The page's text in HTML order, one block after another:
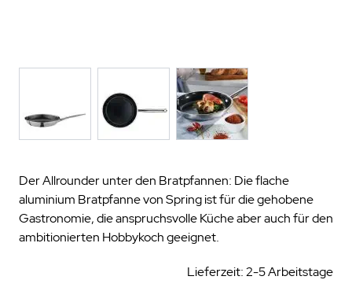
Der Allrounder unter den Bratpfannen: Die flache
aluminium Bratpfanne von Spring ist für die gehobene
Gastronomie, die anspruchsvolle Küche aber auch für den
ambitionierten Hobbykoch geeignet.
Lieferzeit: 2-5 Arbeitstage